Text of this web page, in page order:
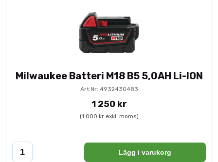
Milwaukee Batteri M18 B5 5,0AH Li-ION
Art.Nr: 4932430483
1 250 kr
(1 000 kr exkl. moms)
Lägg i varukorg